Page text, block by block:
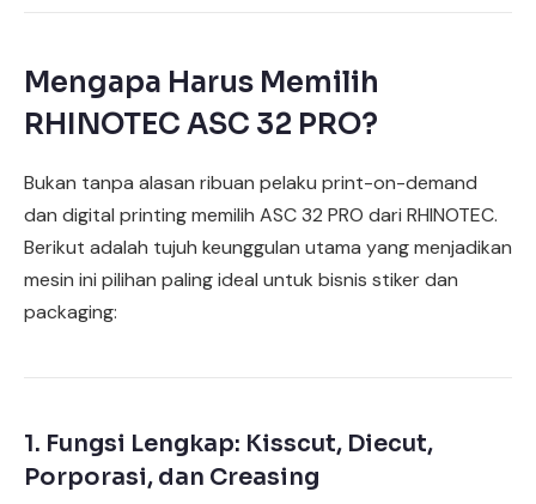
Mengapa Harus Memilih
RHINOTEC ASC 32 PRO?
Bukan tanpa alasan ribuan pelaku print-on-demand
dan digital printing memilih ASC 32 PRO dari RHINOTEC.
Berikut adalah tujuh keunggulan utama yang menjadikan
mesin ini pilihan paling ideal untuk bisnis stiker dan
packaging:
1. Fungsi Lengkap: Kisscut, Diecut,
Porporasi, dan Creasing